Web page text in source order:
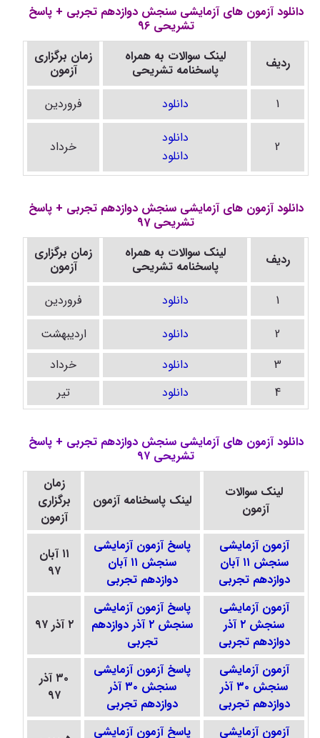
دانلود آزمون های آزمایشی سنجش دوازدهم تجربی + پاسخ
تشریحی 96
ردیف
لینک سوالات به همراه
پاسخنامه تشریحی
زمان برگزاری
آزمون
1
دانلود فروردین
2
دانلود
دانلود
خرداد
دانلود آزمون های آزمایشی سنجش دوازدهم تجربی + پاسخ
تشریحی 97
ردیف
لینک سوالات به همراه
پاسخنامه تشریحی
زمان برگزاری
آزمون
1
دانلود
فروردین
2
دانلود
اردیبهشت
3
دانلود
خرداد
4
دانلود تیر
دانلود آزمون های آزمایشی سنجش دوازدهم تجربی + پاسخ
تشریحی ۹۷
لینک سوالات
آزمون
لینک پاسخنامه آزمون
زمان
برگزاری
آزمون
آزمون آزمایشی
سنجش ۱۱ آبان
دوازدهم تجربی
پاسخ آزمون آزمایشی
سنجش ۱۱ آبان
دوازدهم تجربی
۱۱ آبان
۹۷
آزمون آزمایشی
سنجش ۲ آذر
دوازدهم تجربی
پاسخ آزمون آزمایشی
سنجش ۲ آذر دوازدهم
تجربی
۲ آذر ۹۷
آزمون آزمایشی
سنجش ۳۰ آذر
دوازدهم تجربی
پاسخ آزمون آزمایشی
سنجش ۳۰ آذر
دوازدهم تجربی
۳۰ آذر
۹۷
آزمون آزمایشی
پاسخ آزمون آزمایشی